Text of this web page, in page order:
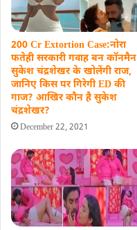
200 Cr Extortion Case:नोरा
फतेही सरकारी गवाह बन कॉनमैन
सुकेश चंद्रशेखर के खोलेंगी राज, ​
जानिए किस पर गिरेगी ED की
गाज? आखिर कौन है सुकेश
चंद्रशेखर?
December 22, 2021